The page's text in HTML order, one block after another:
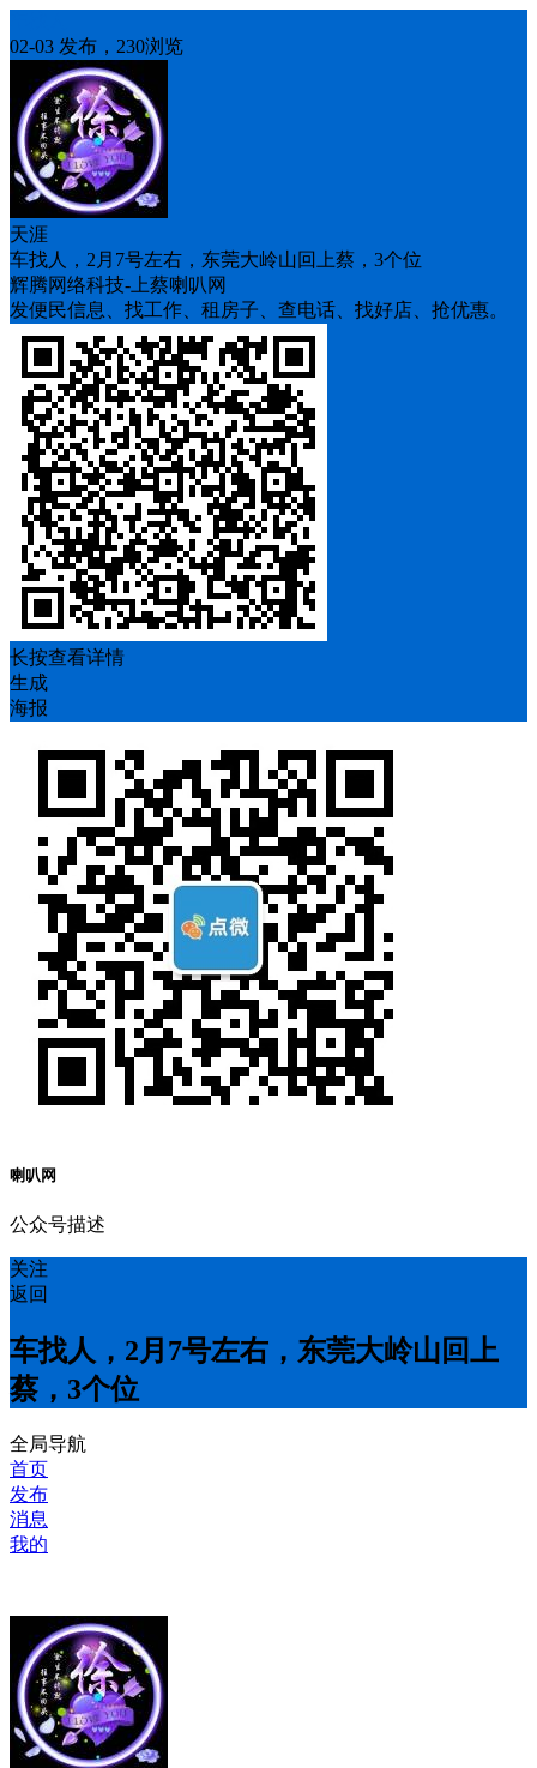
02-03 发布，230浏览
天涯
车找人，2月7号左右，东莞大岭山回上蔡，3个位
辉腾网络科技-上蔡喇叭网
发便民信息、找工作、租房子、查电话、找好店、抢优惠。
长按查看详情
生成
海报
喇叭网
公众号描述
关注
返回
车找人，2月7号左右，东莞大岭山回上
蔡，3个位
全局导航
首页
发布
消息
我的